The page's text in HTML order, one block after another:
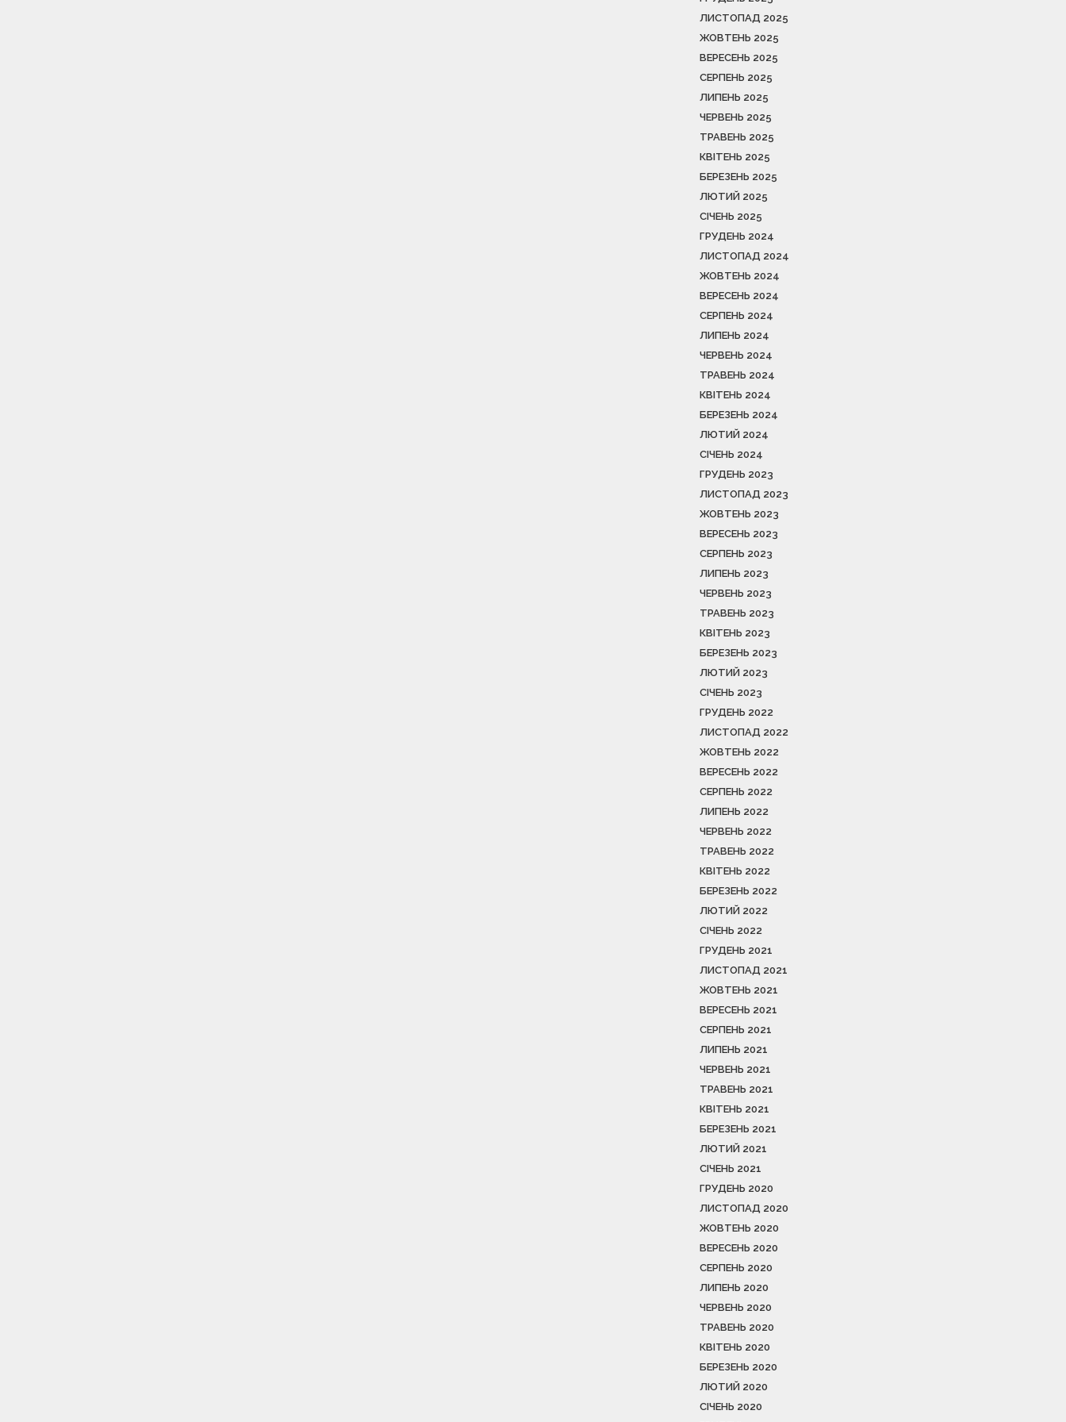
ЛИСТОПАД 2025
ЖОВТЕНЬ 2025
ВЕРЕСЕНЬ 2025
СЕРПЕНЬ 2025
ЛИПЕНЬ 2025
ЧЕРВЕНЬ 2025
ТРАВЕНЬ 2025
КВІТЕНЬ 2025
БЕРЕЗЕНЬ 2025
ЛЮТИЙ 2025
СІЧЕНЬ 2025
ГРУДЕНЬ 2024
ЛИСТОПАД 2024
ЖОВТЕНЬ 2024
ВЕРЕСЕНЬ 2024
СЕРПЕНЬ 2024
ЛИПЕНЬ 2024
ЧЕРВЕНЬ 2024
ТРАВЕНЬ 2024
КВІТЕНЬ 2024
БЕРЕЗЕНЬ 2024
ЛЮТИЙ 2024
СІЧЕНЬ 2024
ГРУДЕНЬ 2023
ЛИСТОПАД 2023
ЖОВТЕНЬ 2023
ВЕРЕСЕНЬ 2023
СЕРПЕНЬ 2023
ЛИПЕНЬ 2023
ЧЕРВЕНЬ 2023
ТРАВЕНЬ 2023
КВІТЕНЬ 2023
БЕРЕЗЕНЬ 2023
ЛЮТИЙ 2023
СІЧЕНЬ 2023
ГРУДЕНЬ 2022
ЛИСТОПАД 2022
ЖОВТЕНЬ 2022
ВЕРЕСЕНЬ 2022
СЕРПЕНЬ 2022
ЛИПЕНЬ 2022
ЧЕРВЕНЬ 2022
ТРАВЕНЬ 2022
КВІТЕНЬ 2022
БЕРЕЗЕНЬ 2022
ЛЮТИЙ 2022
СІЧЕНЬ 2022
ГРУДЕНЬ 2021
ЛИСТОПАД 2021
ЖОВТЕНЬ 2021
ВЕРЕСЕНЬ 2021
СЕРПЕНЬ 2021
ЛИПЕНЬ 2021
ЧЕРВЕНЬ 2021
ТРАВЕНЬ 2021
КВІТЕНЬ 2021
БЕРЕЗЕНЬ 2021
ЛЮТИЙ 2021
СІЧЕНЬ 2021
ГРУДЕНЬ 2020
ЛИСТОПАД 2020
ЖОВТЕНЬ 2020
ВЕРЕСЕНЬ 2020
СЕРПЕНЬ 2020
ЛИПЕНЬ 2020
ЧЕРВЕНЬ 2020
ТРАВЕНЬ 2020
КВІТЕНЬ 2020
БЕРЕЗЕНЬ 2020
ЛЮТИЙ 2020
СІЧЕНЬ 2020